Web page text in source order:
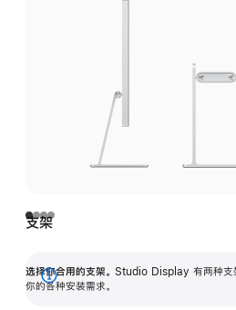
支架
选择你合用的支架。 Studio Display 有两种支
你的各种安装需求。
展